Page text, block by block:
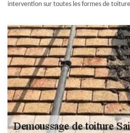
intervention sur toutes les formes de